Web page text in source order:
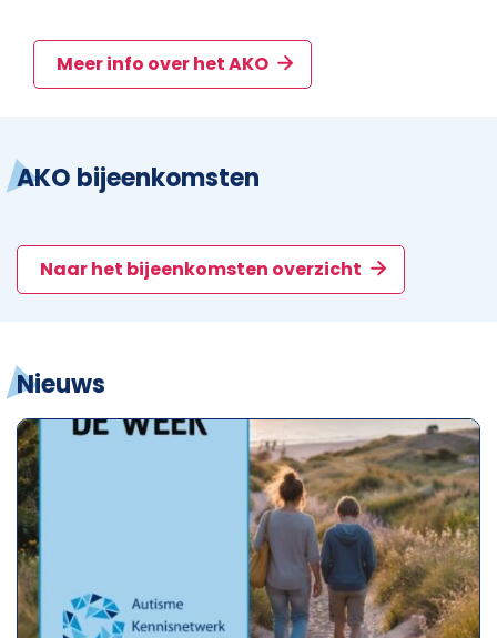
Meer info over het AKO
AKO bijeenkomsten
Naar het bijeenkomsten overzicht
Nieuws